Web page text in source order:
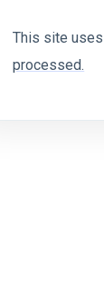
This site
processed.